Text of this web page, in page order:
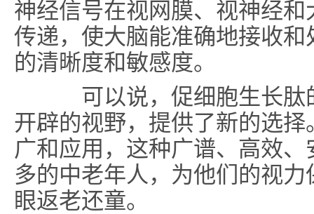
神经信号在视网膜、视神经
传递，使大脑能准确地接收
的清晰度和敏感度。
可以说，促细胞生长肽
开辟的视野，提供了新的选
广和应用，这种广谱、高效
多的中老年人，为他们的视
眼返老还童。